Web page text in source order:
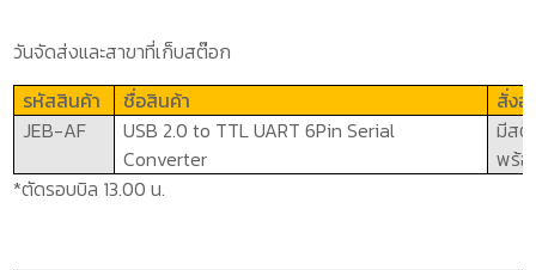
วันจัดส่งและสาขาที่เก็บสต๊อก
รหัสสินค้า
ชื่อสินค้า
สั่งอ
JEB-AF
USB 2.0to TTL UART6Pin Serial
Converter
มีส
พร้
*ตัดรอบบิล 13.00 น.